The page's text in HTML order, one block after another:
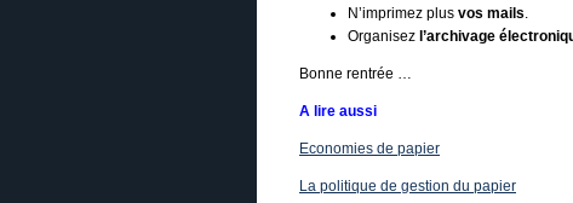
N’imprimez plus vos mails.
Organisez l’archivage
Bonne rentrée …
A lire aussi
Economies de papier
La politique de gestion du papier